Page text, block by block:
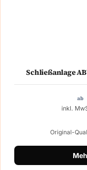
Schließanlage
ab
inkl.
Original-